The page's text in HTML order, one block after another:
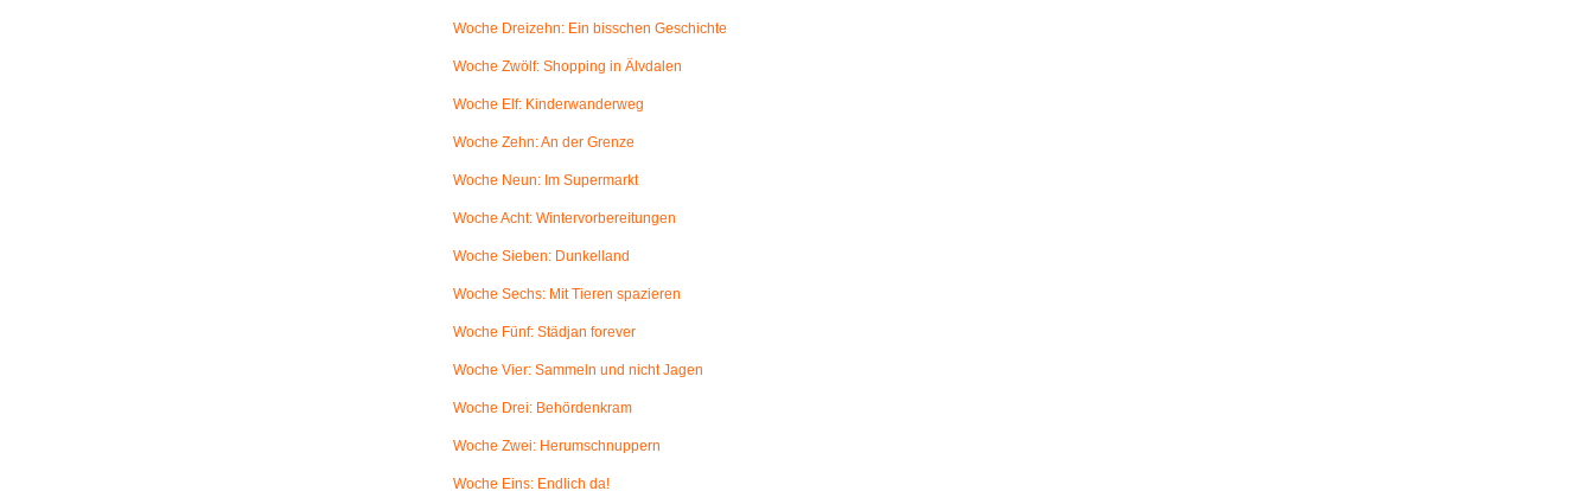
Woche Dreizehn: Ein bisschen Geschichte
Woche Zwölf: Shopping in Älvdalen
Woche Elf: Kinderwanderweg
Woche Zehn: An der Grenze
Woche Neun: Im Supermarkt
Woche Acht: Wintervorbereitungen
Woche Sieben: Dunkelland
Woche Sechs: Mit Tieren spazieren
Woche Fünf: Städjan forever
Woche Vier: Sammeln und nicht Jagen
Woche Drei: Behördenkram
Woche Zwei: Herumschnuppern
Woche Eins: Endlich da!